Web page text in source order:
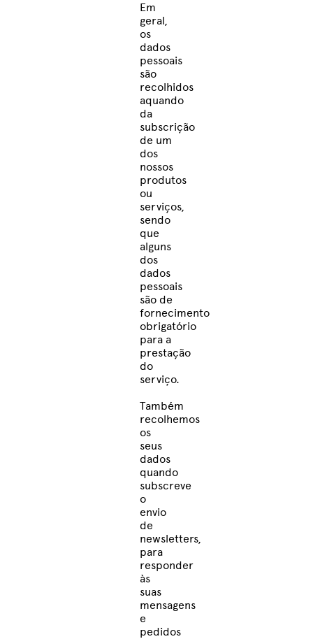
Em
geral,
os
dados
pessoais
são
recolhidos
aquando
da
subscrição
de um
dos
nossos
produtos
ou
serviços,
sendo
que
alguns
dos
dados
pessoais
são de
fornecimento
obrigatório
para a
prestação
do
serviço.
Também
recolhemos
os
seus
dados
quando
subscreve
o
envio
de
newsletters,
para
responder
às
suas
mensagens
e
pedidos